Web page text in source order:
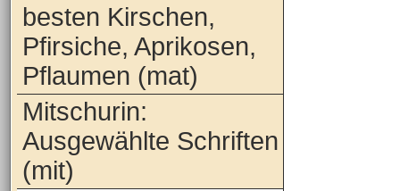
besten Kirschen,
Pfirsiche, Aprikosen,
Pflaumen (mat)
Mitschurin:
Ausgewählte Schriften
(mit)